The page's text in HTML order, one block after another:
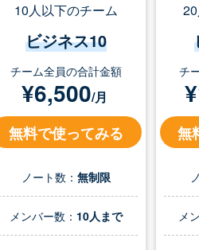
10人以下のチーム
ビジネス10
チーム全員の合計金額
¥6,500/月
無料で使ってみる
ノート数： 無制限
メンバー数： 10人まで
チ
¥
無
メ